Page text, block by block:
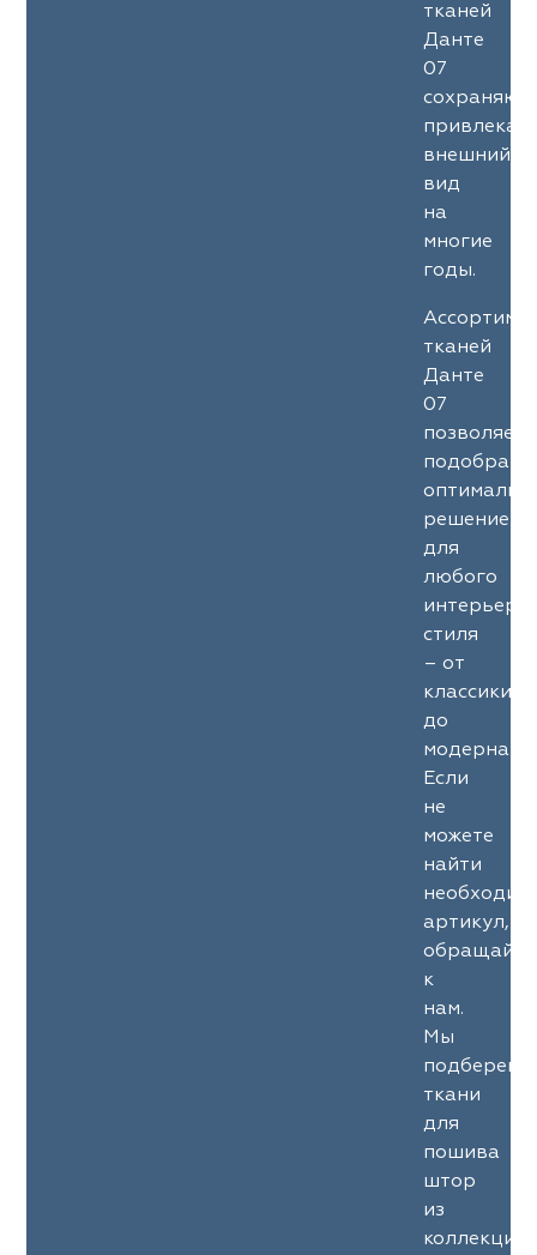
тканей
Данте
07
сохраняют
внешний
вид
на
многие
годы.
тканей
Данте
07
позволяет
подобрать
решение
для
любого
стиля
– от
классики
до
модерна.
Если
не
можете
найти
артикул,
к
нам.
Мы
подберем
ткани
для
пошива
штор
из